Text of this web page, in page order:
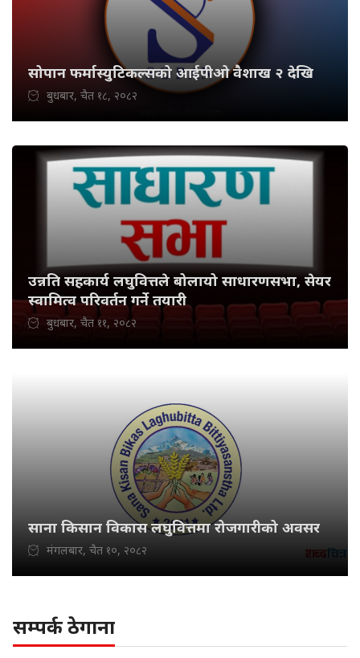
सोपान फर्मास्युटिकल्सको आईपीओ वैशाख २ देखि
बुधबार, चैत १८, २०८२
उन्नति सहकार्य लघुवित्तले बोलायो साधारणसभा, सेयर
स्वामित्व परिवर्तन गर्ने तयारी
बुधबार, चैत ११, २०८२
साना किसान विकास लघुवित्तमा रोजगारीको अवसर
मंगलबार, चैत १०, २०८२
सम्पर्क ठेगाना